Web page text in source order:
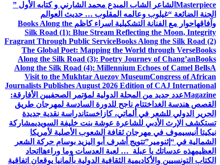
Masterpiece الشاعر الشاب المبدع محمد الشارني و كتابه الأول ”
الجنة الضائعة “غيلوب وعالمه المقلوب … حديث العوالم
وآفاقهاحوار مع الفنانة التشكيلية اسراء كاظم Books Along the
Silk Road (1): Blue Stream Reflecting the Moon, Integrity
Fragrant Through Public ServiceBooks Along the Silk Road (2)
The Global Poet: Mapping the World through VerseBooks
Along the Silk Road (3): Poetry Journey of Chang’anBooks
Along the Silk Road (4): Millennium Echoes of Camel BellsA
Visit to the Mukhtar Auezov MuseumCongress of African
Journalists Publishes August 2026 Edition of CAJ International
Magazineعدد جديد من المجلة الدولية لمؤتمر الصحفيين الأفارقة:
القصص هندسة الغد اختتام ناجح للدورة السادسة لمهرجان طريق
الحرير الدولي للشعر في ألماتي، كازاخستاندراسة نقدية جديدة
تستكشف الإرث الأدبي للشاعرة عوشة بنت خليفة السويديمشاركة
نيكيتا أنيسيموف في مهرجان ثقافة الشعوب الأصلية لأمريكا
الشمالية في “إثنومير”تتويج أشرف أبو اليزيد بوسام حركة الشعر
العظيمهذه عدساتك يا عبلة … لعبة العدسات وما وراءها اتحاد
الكتاب التونسيين والأكاديمية الثقافية الدولية بألمانيا يوقعان اتفاقية